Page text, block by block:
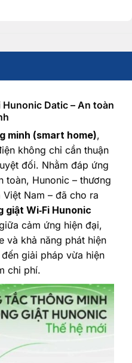
Datic – An toàn
minh (smart home),
không chỉ cần thuận
đối. Nhằm đáp ứng
toàn, Hunonic – thương
Nam – đã cho ra
giật Wi‑Fi Hunonic
cảm ứng hiện đại,
và khả năng phát hiện
giải pháp vừa hiện
chi phí.